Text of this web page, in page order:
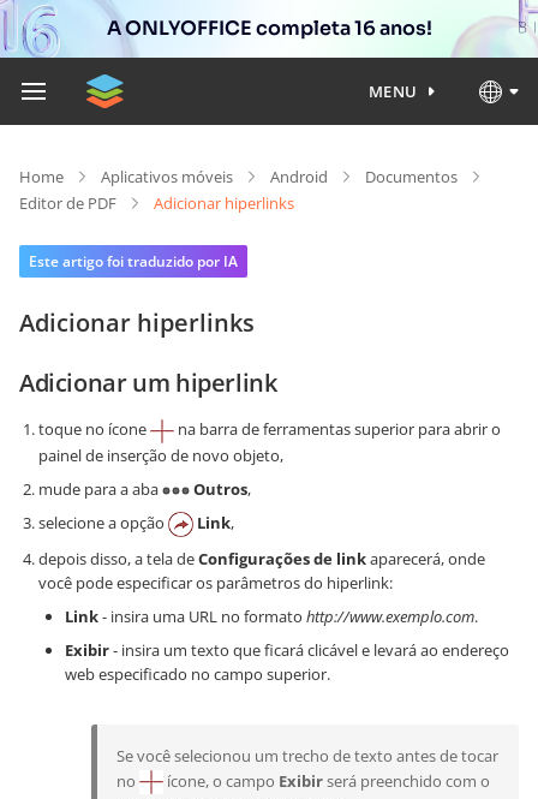
A ONLYOFFICE completa 16 anos!
MENU
Home Aplicativos móveis Android
Documentos
Editor de PDF
Adicionar hiperlinks
Este artigo foi traduzido por IA
Adicionar hiperlinks
Adicionar um hiperlink
toque no ícone
na barra de ferramentas superior para abrir o
painel de inserção de novo objeto,
mude para a aba
Outros,
selecione a opção
Link,
depois disso, a tela deConfigurações de linkaparecerá, onde
você pode especificar os parâmetros do hiperlink:
Link- insira uma URL no formato http://www.exemplo.com.
Exibir- insira um texto que ficará clicável e levará ao endereço
web especificado no campo superior.
Se você selecionou um trecho de texto antes de tocar
no
ícone, o campo Exibirserá preenchido com o